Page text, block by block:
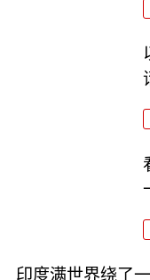
印度满世界绕了